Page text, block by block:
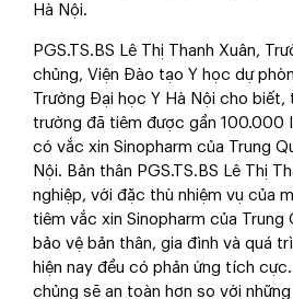
Hà Nội.
PGS.TS.BS Lê Thị Thanh Xuân,
chủng, Viện Đào tạo Y học dự
Trường Đại học Y Hà Nội cho
trường đã tiêm được gần 100.000
có vắc xin Sinopharm của Trung
Nội. Bản thân PGS.TS.BS Lê Thị
nghiệp, với đặc thù nhiệm vụ của
tiêm vắc xin Sinopharm của
bảo vệ bản thân, gia đình và quá
hiện nay đều có phản ứng tích
chủng sẽ an toàn hơn so với